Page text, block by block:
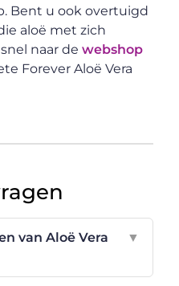
Bent u ook overtuigd
aloë met zich
naar dewebshop
Forever Aloë Vera
van Aloë Vera
▼